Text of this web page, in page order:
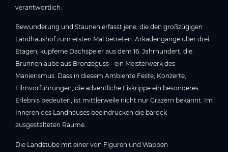
verantwortlich.
Bewunderung und Staunen erfasst jene, die den großzügigen
Landhaushof zum ersten Mal betreten. Arkadengänge über drei
Etagen, kupferne Dachspeier aus dem 16. Jahrhundert, die
Brunnenlaube aus Bronzeguss - ein Meisterwerk des
Manierismus. Dass in diesem Ambiente Feste, Konzerte,
Filmvorführungen, die adventliche Eiskrippe ein besonderes
Erlebnis bedeuten, ist mittlerweile nicht nur Grazern bekannt. Im
Inneren des Landhauses beeindrucken die barock
ausgestalteten Räume.
Die Landstube mit einer von Figuren und Wappen